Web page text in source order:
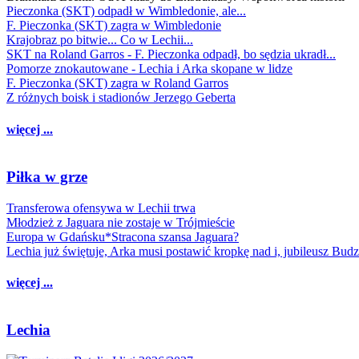
Pieczonka (SKT) odpadł w Wimbledonie, ale...
F. Pieczonka (SKT) zagra w Wimbledonie
Krajobraz po bitwie... Co w Lechii...
SKT na Roland Garros - F. Pieczonka odpadł, bo sędzia ukradł...
Pomorze znokautowane - Lechia i Arka skopane w lidze
F. Pieczonka (SKT) zagra w Roland Garros
Z różnych boisk i stadionów Jerzego Geberta
więcej ...
Piłka w grze
Transferowa ofensywa w Lechii trwa
Młodzież z Jaguara nie zostaje w Trójmieście
Europa w Gdańsku*Stracona szansa Jaguara?
Lechia już świętuje, Arka musi postawić kropkę nad i, jubileusz
więcej ...
Lechia